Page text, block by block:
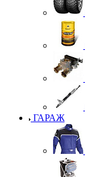
ГАРАЖ